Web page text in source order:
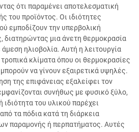
ότι παραμένει αποτελεσματική
του προϊόντος. Οι ιδιότητες
εμποδίζουν την υπερβολική
μια άνετη θερμοκρασία
ηλιοβολία. Αυτή η λειτουργία
τροπικά κλίματα όπου οι θερμοκρασίες
να γίνουν εξαιρετικά υψηλές.
της επιφάνειας εξαλείφει τον
συνήθως με φυσικό ξύλο,
του υλικού παρέχει
τα πόδια κατά τη διάρκεια
παραμονής ή περπατήματος. Αυτές